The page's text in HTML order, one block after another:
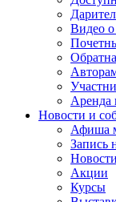
Видео о
Аренда
Новости и
Афиша
Запись
Акции
Курсы